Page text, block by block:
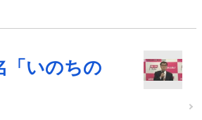
「いのちの